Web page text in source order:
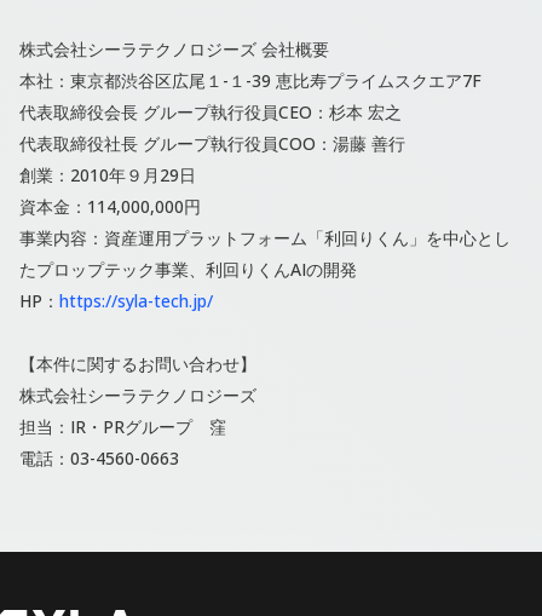
株式会社シーラテクノロジーズ 会社概要
本社：東京都渋⾕区広尾１-１-39 恵⽐寿プライムスクエア7F
代表取締役会⻑ グループ執⾏役員CEO：杉本 宏之
代表取締役社⻑ グループ執⾏役員COO：湯藤 善⾏
創業：2010年９⽉29⽇
資本金：114,000,000円
事業内容：資産運⽤プラットフォーム「利回りくん」を中⼼とし
たプロップテック事業、利回りくんAIの開発
HP： https://syla-tech.jp/
【本件に関するお問い合わせ】
株式会社シーラテクノロジーズ
担当：IR・PRグループ 窪
電話：03-4560-0663